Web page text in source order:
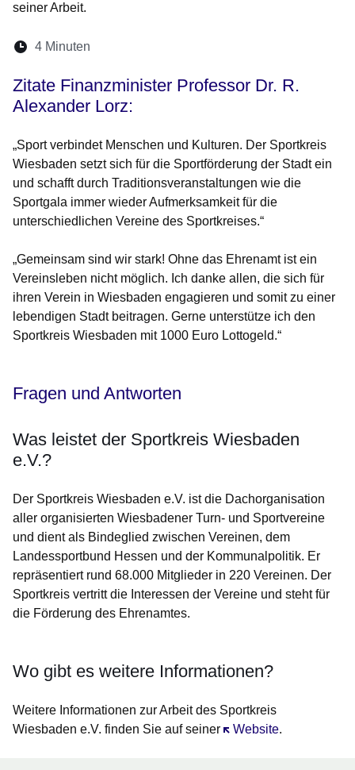
seiner Arbeit.
Lesedauer:
4 Minuten
Zitate Finanzminister Professor Dr. R.
Alexander Lorz:
„Sport verbindet Menschen und Kulturen. Der Sportkreis
Wiesbaden setzt sich für die Sportförderung der Stadt ein
und schafft durch Traditionsveranstaltungen wie die
Sportgala immer wieder Aufmerksamkeit für die
unterschiedlichen Vereine des Sportkreises.“
„Gemeinsam sind wir stark! Ohne das Ehrenamt ist ein
Vereinsleben nicht möglich. Ich danke allen, die sich für
ihren Verein in Wiesbaden engagieren und somit zu einer
lebendigen Stadt beitragen. Gerne unterstütze ich den
Sportkreis Wiesbaden mit 1000 Euro Lottogeld.“
Fragen und Antworten
Was leistet der Sportkreis Wiesbaden
e.V.?
Der Sportkreis Wiesbaden e.V. ist die Dachorganisation
aller organisierten Wiesbadener Turn- und Sportvereine
und dient als Bindeglied zwischen Vereinen, dem
Landessportbund Hessen und der Kommunalpolitik. Er
repräsentiert rund 68.000 Mitglieder in 220 Vereinen. Der
Sportkreis vertritt die Interessen der Vereine und steht für
die Förderung des Ehrenamtes.
Wo gibt es weitere Informationen?
Weitere Informationen zur Arbeit des Sportkreis
Wiesbaden e.V. finden Sie auf seiner
Website
Öffnet sich in einem
.